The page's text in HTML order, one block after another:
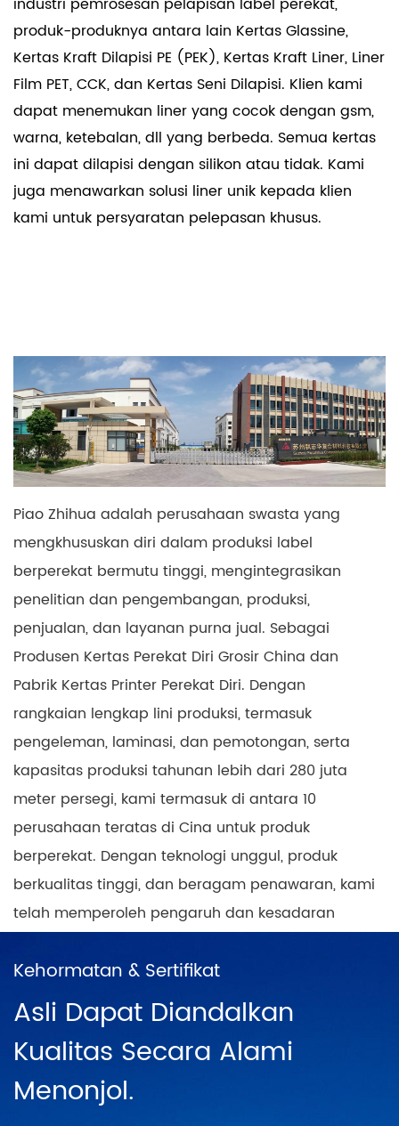
produk-produknya antara lain Kertas Glassine,
Kertas Kraft Dilapisi PE (PEK), Kertas Kraft Liner, Liner
Film PET, CCK, dan Kertas Seni Dilapisi. Klien kami
dapat menemukan liner yang cocok dengan gsm,
warna, ketebalan, dll yang berbeda. Semua kertas
ini dapat dilapisi dengan silikon atau tidak. Kami
juga menawarkan solusi liner unik kepada klien
kami untuk persyaratan pelepasan khusus.
Piao Zhihua adalah perusahaan swasta yang
mengkhususkan diri dalam produksi label
berperekat bermutu tinggi, mengintegrasikan
penelitian dan pengembangan, produksi,
penjualan, dan layanan purna jual. Sebagai
Produsen Kertas Perekat Diri Grosir China dan
Pabrik Kertas Printer Perekat Diri. Dengan
rangkaian lengkap lini produksi, termasuk
pengeleman, laminasi, dan pemotongan, serta
kapasitas produksi tahunan lebih dari 280 juta
meter persegi, kami termasuk di antara 10
perusahaan teratas di Cina untuk produk
berperekat. Dengan teknologi unggul, produk
berkualitas tinggi, dan beragam penawaran, kami
telah memperoleh pengaruh dan kesadaran
maupun internasional, sekaligus membangun
cakupan outlet penjualan produk nasional
dengan pola pikir positif dan progresif. Di
Tiongkok, terdapat jaringan penjualan langsung di
Shanghai, Ningbo, Hangzhou, Chengdu, Harbin,
Wuhan, Chongqing, Guangzhou, Changsha, Beijing
Kehormatan & Sertifikat
Asli Dapat Diandalkan
Kualitas Secara Alami
Menonjol.